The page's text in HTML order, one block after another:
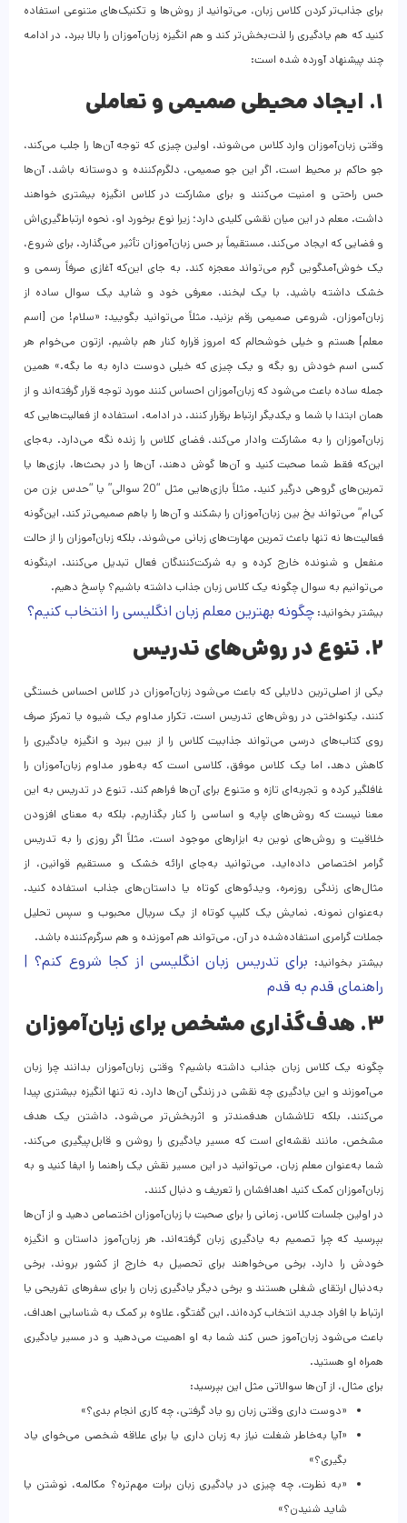
برای جذاب‌تر کردن کلاس زبان، می‌توانید از روش‌ها و تکنیک‌های متنوعی استفاده
کنید که هم یادگیری را لذت‌بخش‌تر کند و هم انگیزه زبان‌آموزان را بالا ببرد. در ادامه
چند پیشنهاد آورده شده است:
۱. ایجاد محیطی صمیمی و تعاملی
وقتی زبان‌آموزان وارد کلاس می‌شوند، اولین چیزی که توجه آن‌ها را جلب می‌کند،
جو حاکم بر محیط است. اگر این جو صمیمی، دلگرم‌کننده و دوستانه باشد، آن‌ها
حس راحتی و امنیت می‌کنند و برای مشارکت در کلاس انگیزه بیشتری خواهند
داشت. معلم در این میان نقشی کلیدی دارد؛ زیرا نوع برخورد او، نحوه ارتباط‌گیری‌اش
و فضایی که ایجاد می‌کند، مستقیماً بر حس زبان‌آموزان تأثیر می‌گذارد. برای شروع،
یک خوش‌آمدگویی گرم می‌تواند معجزه کند. به جای این‌که آغازی صرفاً رسمی و
خشک داشته باشید، با یک لبخند، معرفی خود و شاید یک سوال ساده از
زبان‌آموزان، شروعی صمیمی رقم بزنید. مثلاً می‌توانید بگویید: «سلام! من [اسم
معلم] هستم و خیلی خوشحالم که امروز قراره کنار هم باشیم. ازتون می‌خوام هر
کسی اسم خودش رو بگه و یک چیزی که خیلی دوست داره به ما بگه.» همین
جمله ساده باعث می‌شود که زبان‌آموزان احساس کنند مورد توجه قرار گرفته‌اند و از
همان ابتدا با شما و یکدیگر ارتباط برقرار کنند. در ادامه، استفاده از فعالیت‌هایی که
زبان‌آموزان را به مشارکت وادار می‌کند، فضای کلاس را زنده نگه می‌دارد. به‌جای
این‌که فقط شما صحبت کنید و آن‌ها گوش دهند، آن‌ها را در بحث‌ها، بازی‌ها یا
تمرین‌های گروهی درگیر کنید. مثلاً بازی‌هایی مثل “20 سوالی” یا “حدس بزن من
کی‌ام” می‌تواند یخ بین زبان‌آموزان را بشکند و آن‌ها را باهم صمیمی‌تر کند. این‌گونه
فعالیت‌ها نه تنها باعث تمرین مهارت‌های زبانی می‌شوند، بلکه زبان‌آموزان را از حالت
منفعل و شنونده خارج کرده و به شرکت‌کنندگان فعال تبدیل می‌کنند. اینگونه
می‌توانیم به سوال چگونه یک کلاس زبان جذاب داشته باشیم؟ پاسخ دهیم.
بیشتر بخوانید: چگونه بهترین معلم زبان انگلیسی را انتخاب کنیم؟
۲. تنوع در روش‌های تدریس
یکی از اصلی‌ترین دلایلی که باعث می‌شود زبان‌آموزان در کلاس احساس خستگی
کنند، یکنواختی در روش‌های تدریس است. تکرار مداوم یک شیوه یا تمرکز صرف
روی کتاب‌های درسی می‌تواند جذابیت کلاس را از بین ببرد و انگیزه یادگیری را
کاهش دهد. اما یک کلاس موفق، کلاسی است که به‌طور مداوم زبان‌آموزان را
غافلگیر کرده و تجربه‌ای تازه و متنوع برای آن‌ها فراهم کند. تنوع در تدریس به این
معنا نیست که روش‌های پایه و اساسی را کنار بگذاریم، بلکه به معنای افزودن
خلاقیت و روش‌های نوین به ابزارهای موجود است. مثلاً اگر روزی را به تدریس
گرامر اختصاص داده‌اید، می‌توانید به‌جای ارائه خشک و مستقیم قوانین، از
مثال‌های زندگی روزمره، ویدئوهای کوتاه یا داستان‌های جذاب استفاده کنید.
به‌عنوان نمونه، نمایش یک کلیپ کوتاه از یک سریال محبوب و سپس تحلیل
جملات گرامری استفاده‌شده در آن، می‌تواند هم آموزنده و هم سرگرم‌کننده باشد.
بیشتر بخوانید: برای تدریس زبان انگلیسی از کجا شروع کنم؟ |
راهنمای قدم به قدم
۳. هدف‌گذاری مشخص برای زبان‌آموزان
چگونه یک کلاس زبان جذاب داشته باشیم؟ وقتی زبان‌آموزان بدانند چرا زبان
می‌آموزند و این یادگیری چه نقشی در زندگی آن‌ها دارد، نه تنها انگیزه بیشتری پیدا
می‌کنند، بلکه تلاششان هدفمندتر و اثربخش‌تر می‌شود. داشتن یک هدف
مشخص، مانند نقشه‌ای است که مسیر یادگیری را روشن و قابل‌پیگیری می‌کند.
شما به‌عنوان معلم زبان، می‌توانید در این مسیر نقش یک راهنما را ایفا کنید و به
زبان‌آموزان کمک کنید اهدافشان را تعریف و دنبال کنند.
در اولین جلسات کلاس، زمانی را برای صحبت با زبان‌آموزان اختصاص دهید و از آن‌ها
بپرسید که چرا تصمیم به یادگیری زبان گرفته‌اند. هر زبان‌آموز داستان و انگیزه
خودش را دارد. برخی می‌خواهند برای تحصیل به خارج از کشور بروند، برخی
به‌دنبال ارتقای شغلی هستند و برخی دیگر یادگیری زبان را برای سفرهای تفریحی یا
ارتباط با افراد جدید انتخاب کرده‌اند. این گفتگو، علاوه بر کمک به شناسایی اهداف،
باعث می‌شود زبان‌آموز حس کند شما به او اهمیت می‌دهید و در مسیر یادگیری
همراه او هستید.
برای مثال، از آن‌ها سوالاتی مثل این بپرسید:
«دوست داری وقتی زبان رو یاد گرفتی، چه کاری انجام بدی؟»
«آیا به‌خاطر شغلت نیاز به زبان داری یا برای علاقه شخصی می‌خوای یاد
بگیری؟»
«به نظرت، چه چیزی در یادگیری زبان برات مهم‌تره؟ مکالمه، نوشتن یا
شاید شنیدن؟»